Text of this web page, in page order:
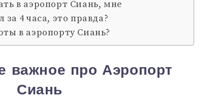
в аэропорт Сиань, мне
за 4 часа, это правда?
в аэропорту Сиань?
важное про Аэропорт
Сиань